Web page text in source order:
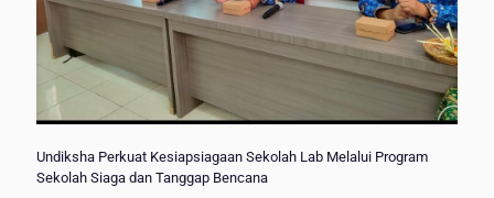
Undiksha Perkuat Kesiapsiagaan Sekolah Lab Melalui Program
Sekolah Siaga dan Tanggap Bencana